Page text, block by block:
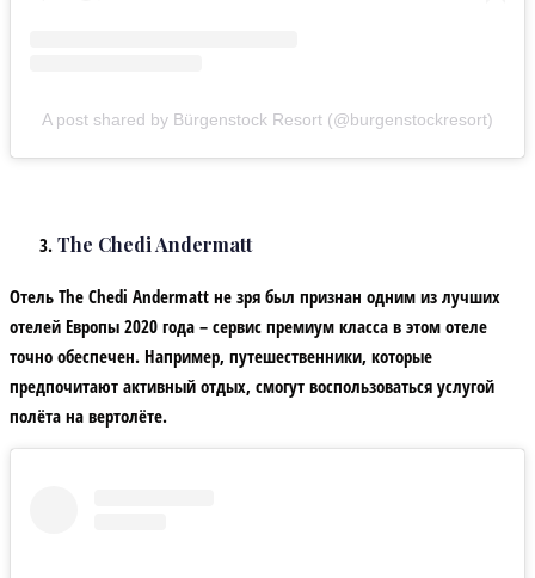
A post shared by Bürgenstock Resort (@burgenstockresort)
The Chedi Andermatt
Отель The Chedi Andermatt не зря был признан одним из лучших
отелей Европы 2020 года – сервис премиум класса в этом отеле
точно обеспечен. Например, путешественники, которые
предпочитают активный отдых, смогут воспользоваться услугой
полёта на вертолёте.